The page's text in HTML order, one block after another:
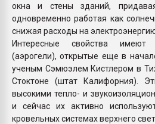
окна и стены зданий,
одновременно работая как
снижая расходы на
Интересные свойства имеют
(аэрогели), открытые еще в
ученым Сэмюэлем Кистлером в
Стоктоне (штат Калифорния).
высокими тепло- и
и сейчас их активно
кровельных системах верхнего